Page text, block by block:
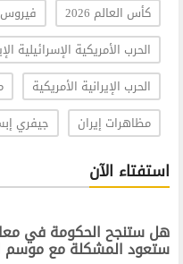
كأس العالم 2026 فيروس
الحرب الأمريكية الإسرائيلية
الحرب الإيرانية الأمريكية
مظاهرات إيران
جيفري
استفتاء الآن
هل ستنجح الحكومة في
ستعود المشكلة مع موسم